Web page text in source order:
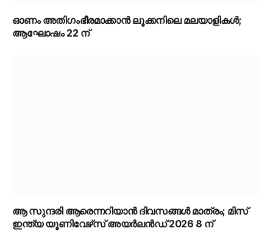
ഓണം അതിഗംഭീരമാക്കാൻ ലൂക്കനിലെ മലയാളികൾ;
ആഘോഷം 22 ന്
ആ സുന്ദരി ആരെന്നറിയാൻ ദിവസങ്ങൾ മാത്രം; മിസ്
ഇന്ത്യ യൂണിവേഴ്‌സ് അയർലൻഡ് 2026 8 ന്